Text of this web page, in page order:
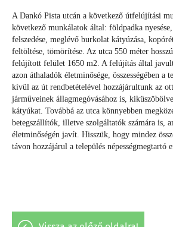
A Dankó Pista utcán a következő útfelújítási
következő munkálatok által: földpadka
felszedése, meglévő burkolat kátyúzása,
feltöltése, tömörítése. Az utca 550 méter
felújított felület 1650 m2. A felújítás által
azon áthaladók életminősége, összességében a
kívül az út rendbetételével hozzájárultunk az
járműveinek állagmegóvásához is,
kátyúkat. Továbbá az utca könnyebben
betegszállítók, illetve szolgáltatók számára is,
életminőségén javít. Hisszük, hogy mindez
távon hozzájárul a település népességmegtartó